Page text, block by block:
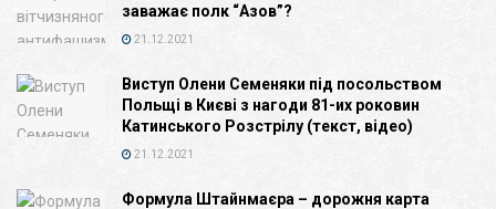
заважає полк “Азов”?
21.12.2021
Виступ Олени Семеняки під посольством
Польщі в Києві з нагоди 81-их роковин
Катинського Розстрілу (текст, відео)
21.12.2021
Формула Штайнмаєра – дорожня карта